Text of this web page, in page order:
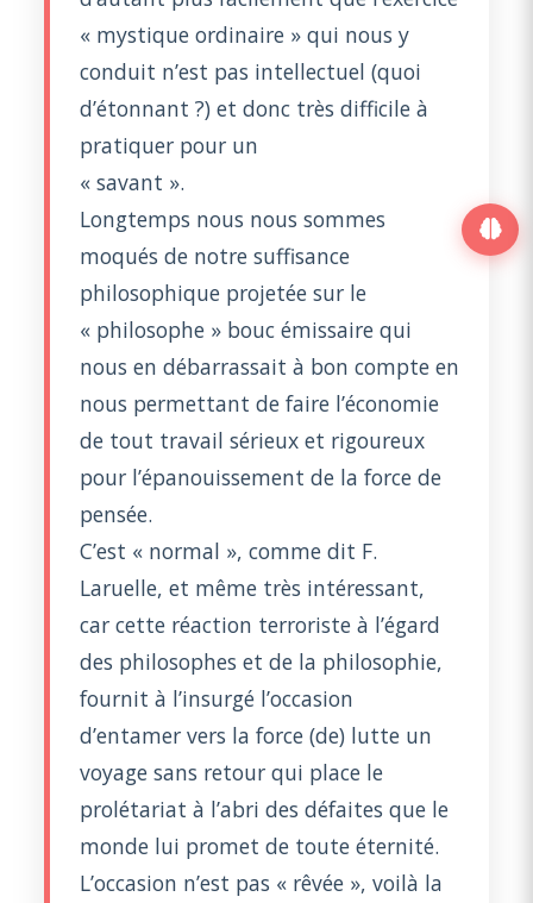
« mystique ordinaire » qui nous y
conduit n’est pas intellectuel (quoi
d’étonnant ?) et donc très difficile à
pratiquer pour un
« savant ».
Longtemps nous nous sommes
moqués de notre suffisance
philosophique projetée sur le
« philosophe » bouc émissaire qui
nous en débarrassait à bon compte en
nous permettant de faire l’économie
de tout travail sérieux et rigoureux
pour l’épanouissement de la force de
pensée.
C’est « normal », comme dit F.
Laruelle, et même très intéressant,
car cette réaction terroriste à l’égard
des philosophes et de la philosophie,
fournit à l’insurgé l’occasion
d’entamer vers la force (de) lutte un
voyage sans retour qui place le
prolétariat à l’abri des défaites que le
monde lui promet de toute éternité.
L’occasion n’est pas « rêvée », voilà la